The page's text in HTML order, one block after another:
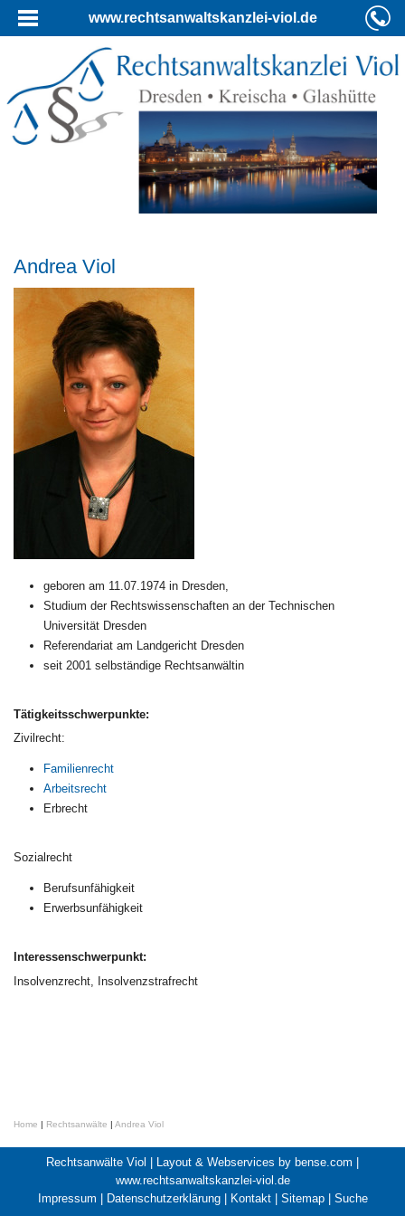
www.rechtsanwaltskanzlei-viol.de
Andrea Viol
geboren am 11.07.1974 in Dresden,
Studium der Rechtswissenschaften an der Technischen
Universität Dresden
Referendariat am Landgericht Dresden
seit 2001 selbständige Rechtsanwältin
Tätigkeitsschwerpunkte:
Zivilrecht:
Familienrecht
Arbeitsrecht
Erbrecht
Sozialrecht
Berufsunfähigkeit
Erwerbsunfähigkeit
Interessenschwerpunkt:
Insolvenzrecht, Insolvenzstrafrecht
Home | Rechtsanwälte | Andrea Viol
Rechtsanwälte Viol | Layout & Webservices by bense.com |
www.rechtsanwaltskanzlei-viol.de
Impressum | Datenschutzerklärung| Kontakt| Sitemap| Suche